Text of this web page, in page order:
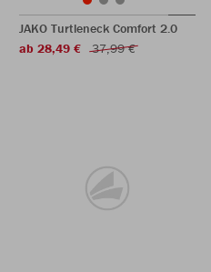
JAKO Turtleneck Comfort 2.0
ab 28,49 €
37,99 €